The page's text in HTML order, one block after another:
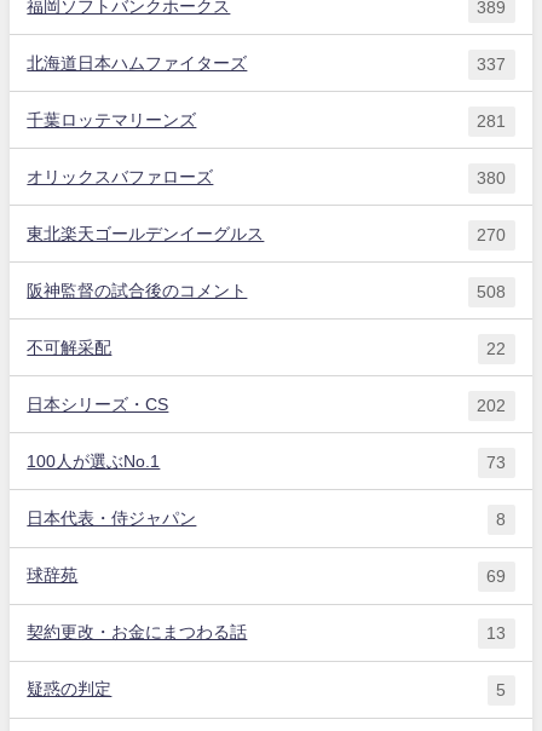
福岡ソフトバンクホークス 389
北海道日本ハムファイターズ 337
千葉ロッテマリーンズ 281
オリックスバファローズ 380
東北楽天ゴールデンイーグルス 270
阪神監督の試合後のコメント 508
不可解采配 22
日本シリーズ・CS 202
100人が選ぶNo.1 73
日本代表・侍ジャパン 8
球辞苑 69
契約更改・お金にまつわる話 13
疑惑の判定 5